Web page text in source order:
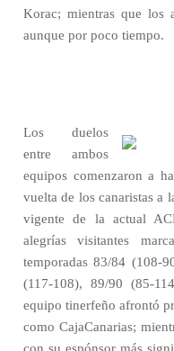
Korac; mientras que los
aunque por poco tiempo.
Los duelos
entre ambos
equipos comenzaron a
vuelta de los canaristas a
vigente de la actual
alegrías visitantes
temporadas 83/84 (108-
(117-108), 89/90 (85-
equipo tinerfeño afrontó
como CajaCanarias;